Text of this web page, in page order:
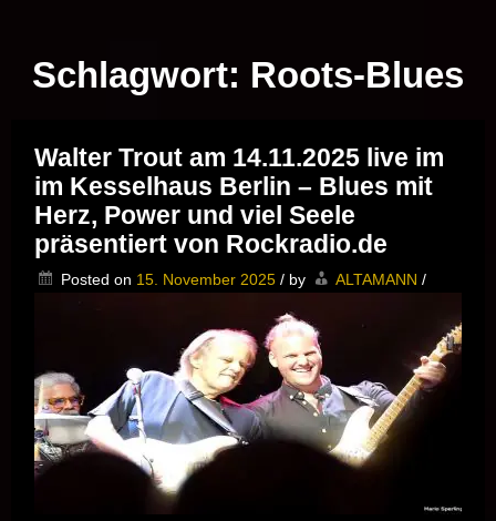
Schlagwort: Roots-Blues
Walter Trout am 14.11.2025 live im
im Kesselhaus Berlin – Blues mit
Herz, Power und viel Seele
präsentiert von Rockradio.de
Posted on 15. November 2025 / by ALTAMANN /